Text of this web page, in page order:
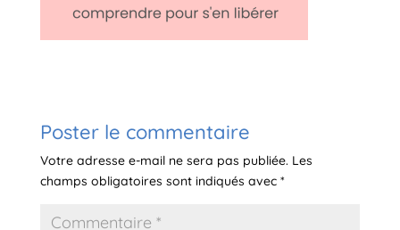
Poster le commentaire
Votre adresse e-mail ne sera pas publiée. Les
champs obligatoires sont indiqués avec *